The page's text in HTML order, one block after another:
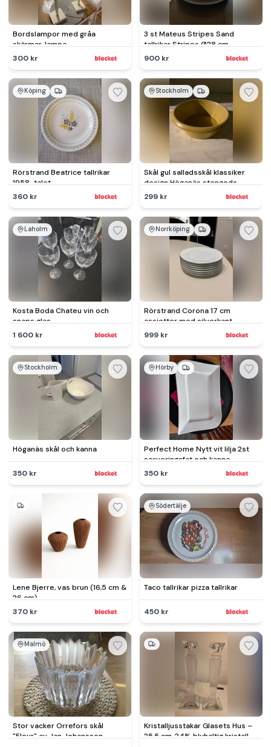
Bordslampor med gråa
skärmar, lampa
300 kr
3 st Mateus Stripes Sand
tallrikar Stripes Ø28 cm
900 kr
Köping
Rörstrand Beatrice tallrikar
1958-talet
360 kr
Stockholm
Skål gul salladsskål klassiker
design Höganäs stengods
299 kr
Laholm
Kosta Boda Chateu vin och
snaps glas.
1 600 kr
Norrköping
Rörstrand Corona 17 cm
assietter med silverkant
999 kr
Stockholm
Höganäs skål och kanna
350 kr
Hörby
Perfect Home Nytt vit lilja 2st
serveringsfat och kanna
350 kr
Lene Bjerre, vas brun (16,5 cm &
26 cm)
370 kr
Södertälje
Taco tallrikar pizza tallrikar
450 kr
Malmö
Stor vacker Orrefors skål
"Fleur" av Jan Johansson
Kristalljusstakar Glasets Hus –
25,5 cm, 24% blyhaltig kristall,